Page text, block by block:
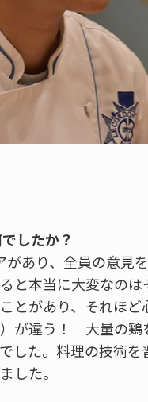
したか？
あり、全員の意見
と本当に大変なの
があり、それほど
が違う！ 大量の鶏
した。料理の技術
した。